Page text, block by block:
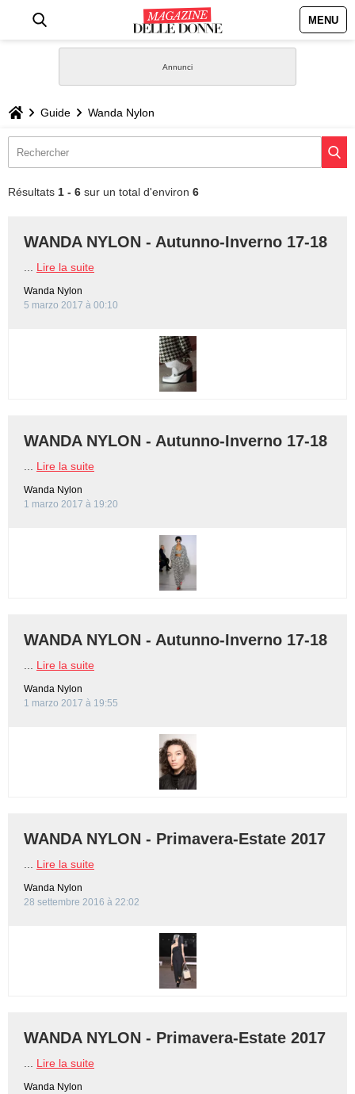
MENU
STILE
GASTRONOMIA
CAPELLI
GUIDE
FORUM
Guide Wanda Nylon
Résultats 1 - 6 sur un total d'environ 6
WANDA NYLON - Autunno-Inverno 17-18
Lire la suite
Wanda Nylon
5 marzo 2017 à 00:10
WANDA NYLON - Autunno-Inverno 17-18
Lire la suite
Wanda Nylon
1 marzo 2017 à 19:20
WANDA NYLON - Autunno-Inverno 17-18
Lire la suite
Wanda Nylon
1 marzo 2017 à 19:55
WANDA NYLON - Primavera-Estate 2017
Lire la suite
Wanda Nylon
28 settembre 2016 à 22:02
WANDA NYLON - Primavera-Estate 2017
Lire la suite
Wanda Nylon